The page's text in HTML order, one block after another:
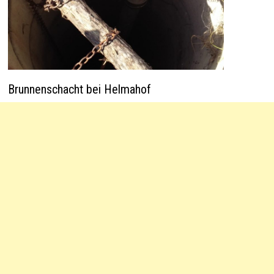
Brunnenschacht bei Helmahof